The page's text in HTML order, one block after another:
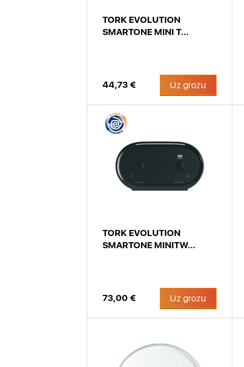
TORK EVOLUTION
SMARTONE MINI T...
44,73 € Uz grozu
TORK EVOLUTION
SMARTONE MINITW...
73,00 € Uz grozu